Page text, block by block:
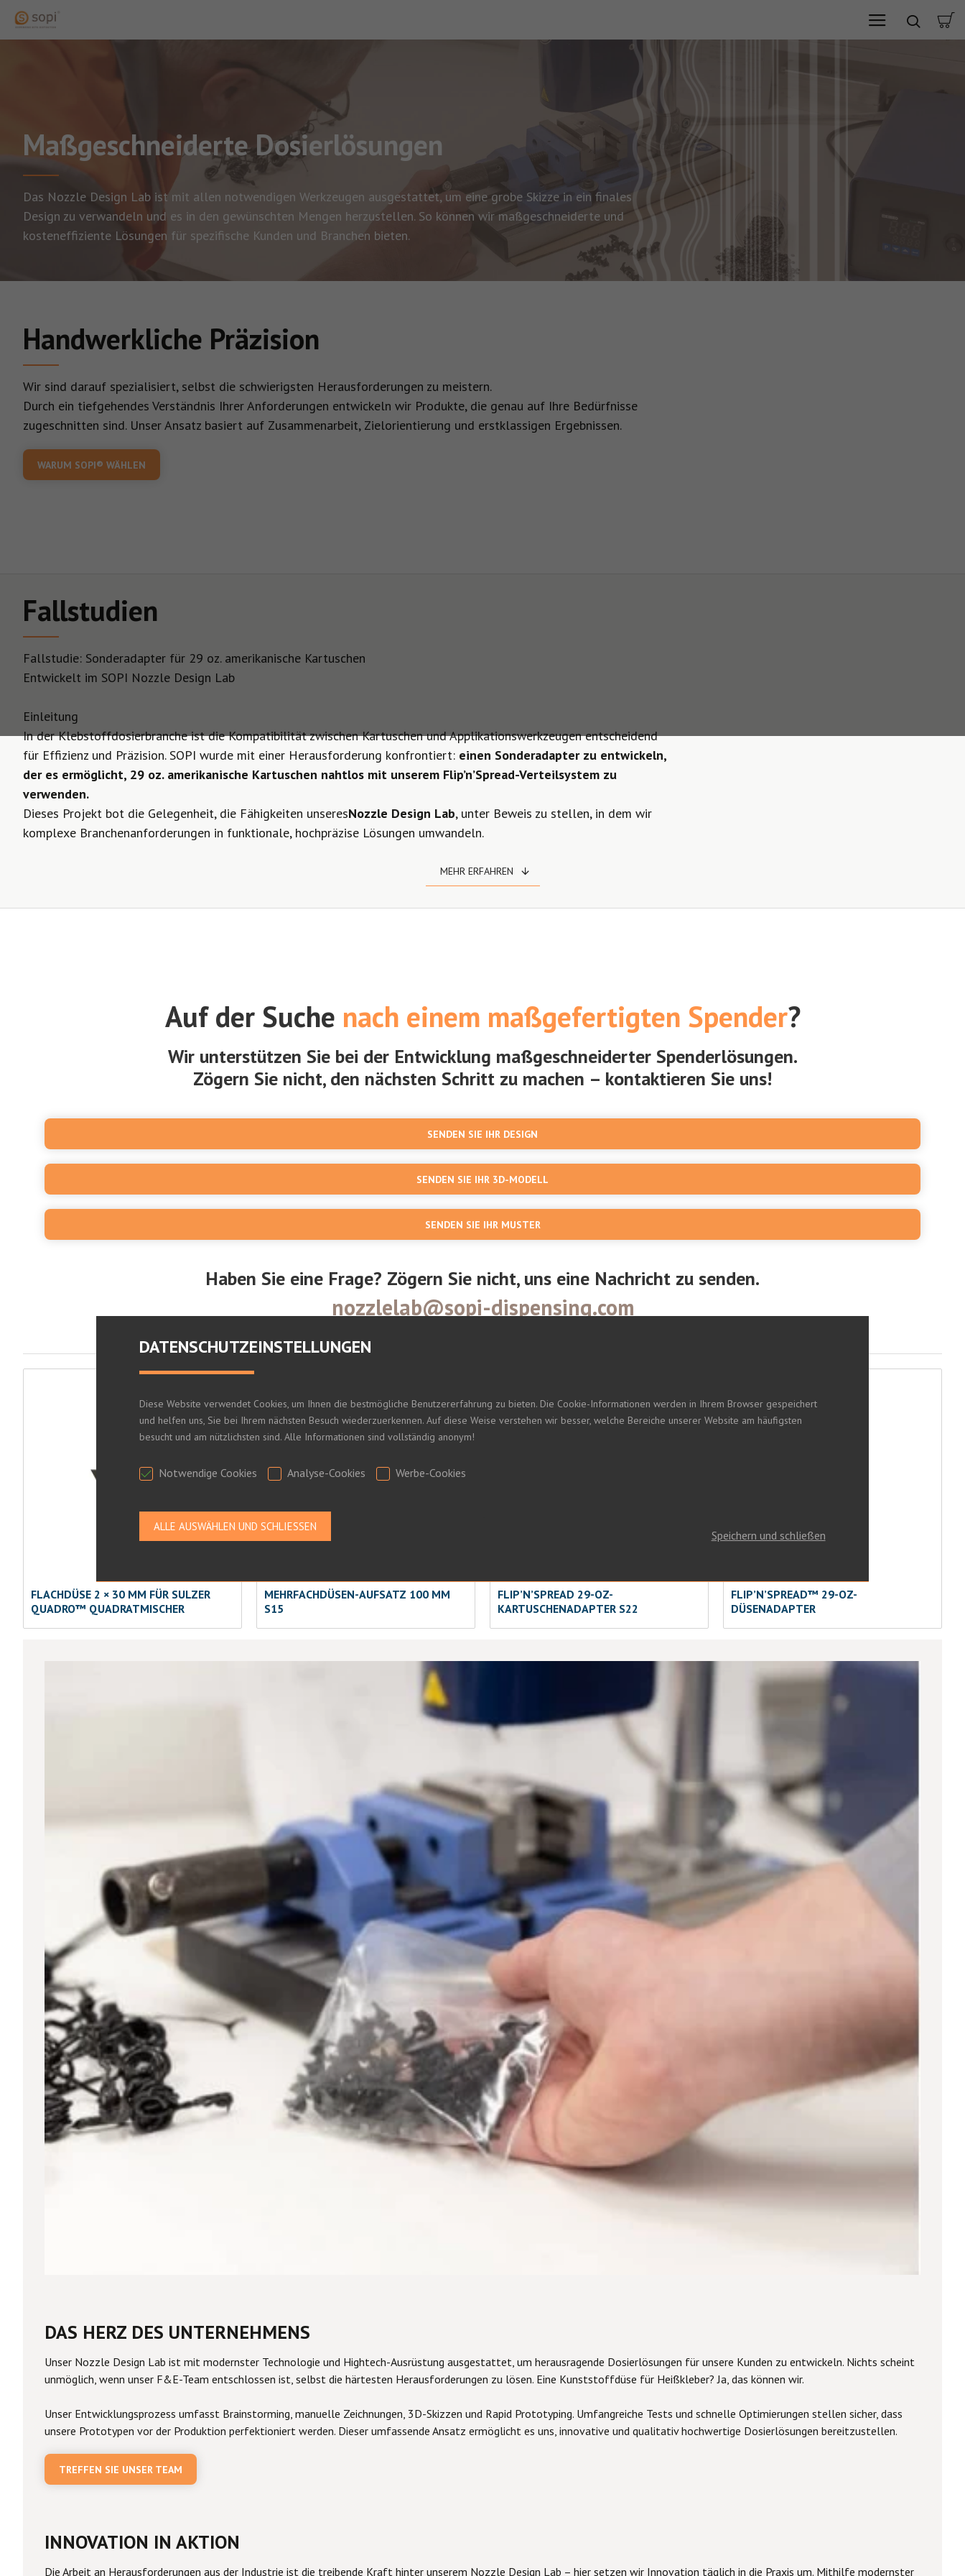
Maßgeschneiderte Dosierlösungen
Das Nozzle Design Lab ist mit allen notwendigen Werkzeugen ausgestattet, um eine grobe Skizze in ein finales
Design zu verwandeln und es in den gewünschten Mengen herzustellen. So können wir maßgeschneiderte und
kosteneffiziente Lösungen für spezifische Kunden und Branchen bieten.
Handwerkliche Präzision
Wir sind darauf spezialisiert, selbst die schwierigsten Herausforderungen zu meistern.
Durch ein tiefgehendes Verständnis Ihrer Anforderungen entwickeln wir Produkte, die genau auf Ihre Bedürfnisse
zugeschnitten sind. Unser Ansatz basiert auf Zusammenarbeit, Zielorientierung und erstklassigen Ergebnissen.
WARUM SOPI® WÄHLEN
Fallstudien
Fallstudie: Sonderadapter für 29 oz. amerikanische Kartuschen
Entwickelt im SOPI Nozzle Design Lab
Einleitung
In der Klebstoffdosierbranche ist die Kompatibilität zwischen Kartuschen und Applikationswerkzeugen entscheidend
für Effizienz und Präzision. SOPI wurde mit einer Herausforderung konfrontiert: einen Sonderadapter zu entwickeln,
der es ermöglicht, 29 oz. amerikanische Kartuschen nahtlos mit unserem Flip’n’Spread-Verteilsystem zu
verwenden.
Dieses Projekt bot die Gelegenheit, die Fähigkeiten unseresNozzle Design Lab, unter Beweis zu stellen, in dem wir
komplexe Branchenanforderungen in funktionale, hochpräzise Lösungen umwandeln.
MEHR ERFAHREN
Auf der Suche nach einem maßgefertigten Spender?
Wir unterstützen Sie bei der Entwicklung maßgeschneiderter Spenderlösungen.
Zögern Sie nicht, den nächsten Schritt zu machen – kontaktieren Sie uns!
SENDEN SIE IHR DESIGN
SENDEN SIE IHR 3D-MODELL
SENDEN SIE IHR MUSTER
Haben Sie eine Frage? Zögern Sie nicht, uns eine Nachricht zu senden.
nozzlelab@sopi-dispensing.com
FLACHDÜSE 2 × 30 MM FÜR SULZER
QUADRO™ QUADRATMISCHER
MEHRFACHDÜSEN-AUFSATZ 100 MM
S15
FLIP’N’SPREAD 29-OZ-
KARTUSCHENADAPTER S22
FLIP’N’SPREAD™ 29-OZ-
DÜSENADAPTER
DAS HERZ DES UNTERNEHMENS
Unser Nozzle Design Lab ist mit modernster Technologie und Hightech-Ausrüstung ausgestattet, um herausragende Dosierlösungen für unsere Kunden zu entwickeln. Nichts scheint
unmöglich, wenn unser F&E-Team entschlossen ist, selbst die härtesten Herausforderungen zu lösen. Eine Kunststoffdüse für Heißkleber? Ja, das können wir.
Unser Entwicklungsprozess umfasst Brainstorming, manuelle Zeichnungen, 3D-Skizzen und Rapid Prototyping. Umfangreiche Tests und schnelle Optimierungen stellen sicher, dass
unsere Prototypen vor der Produktion perfektioniert werden. Dieser umfassende Ansatz ermöglicht es uns, innovative und qualitativ hochwertige Dosierlösungen bereitzustellen.
TREFFEN SIE UNSER TEAM
INNOVATION IN AKTION
Die Arbeit an Herausforderungen aus der Industrie ist die treibende Kraft hinter unserem Nozzle Design Lab – hier setzen wir Innovation täglich in die Praxis um. Mithilfe modernster
DATENSCHUTZEINSTELLUNGEN
Diese Website verwendet Cookies, um Ihnen die bestmögliche Benutzererfahrung zu bieten. Die Cookie-Informationen werden in Ihrem Browser gespeichert
und helfen uns, Sie bei Ihrem nächsten Besuch wiederzuerkennen. Auf diese Weise verstehen wir besser, welche Bereiche unserer Website am häufigsten
besucht und am nützlichsten sind. Alle Informationen sind vollständig anonym!
Notwendige Cookies Analyse-Cookies Werbe-Cookies
Speichern und schließen